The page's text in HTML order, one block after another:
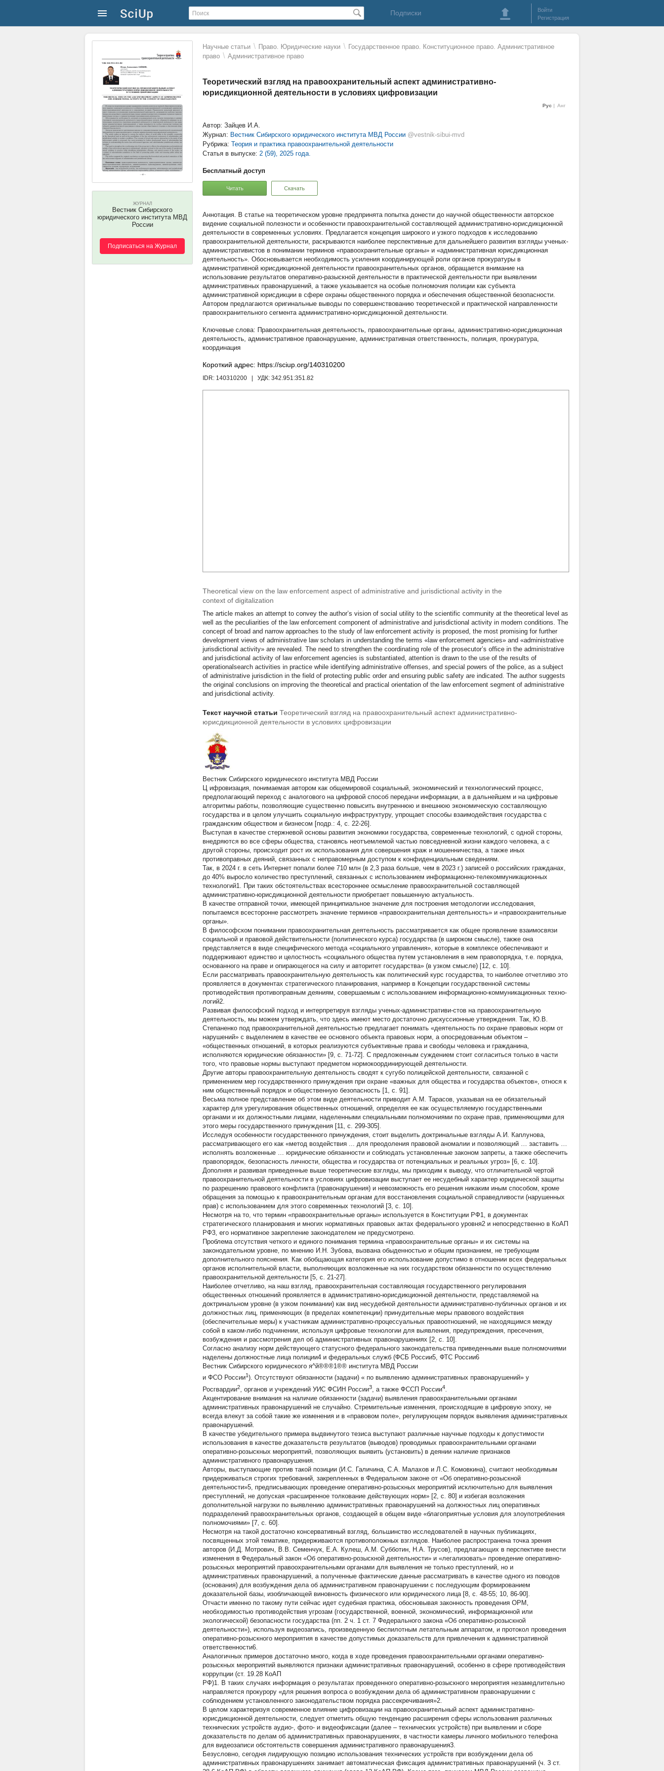
Подписки
Войти
Регистрация
Научные статьи \ Право. Юридические науки \ Государственное право. Конституционное право. Административное
право \ Административное право
Теоретический взгляд на правоохранительный аспект административно-
юрисдикционной деятельности в условиях цифровизации
Рус Анг
ЖУРНАЛ
Вестник Сибирского
юридического института МВД
России
Подписаться на Журнал
Автор: Зайцев И.А.
Журнал: Вестник Сибирского юридического института МВД России @vestnik-sibui-mvd
Рубрика: Теория и практика правоохранительной деятельности
Статья в выпуске: 2 (59), 2025 года.
Бесплатный доступ
Читать Скачать
В статье на теоретическом уровне предпринята попытка донести до научной общественности авторское
видение социальной полезности и особенности правоохранительной составляющей административно-юрисдикционной
деятельности в современных условиях. Предлагается концепция широкого и узкого подходов к исследованию
правоохранительной деятельности, раскрываются наиболее перспективные для дальнейшего развития взгляды ученых-
административистов в понимании терминов «правоохранительные органы» и «административная юрисдикционная
деятельность». Обосновывается необходимость усиления координирующей роли органов прокуратуры в
административной юрисдикционной деятельности правоохранительных органов, обращается внимание на
использование результатов оперативно-разыскной деятельности в практической деятельности при выявлении
административных правонарушений, а также указывается на особые полномочия полиции как субъекта
административной юрисдикции в сфере охраны общественного порядка и обеспечения общественной безопасности.
Автором предлагаются оригинальные выводы по совершенствованию теоретической и практической направленности
правоохранительного сегмента административно-юрисдикционной деятельности.
Правоохранительная деятельность, правоохранительные органы, административно-юрисдикционная
деятельность, административное правонарушение, административная ответственность, полиция, прокуратура,
координация
Короткий адрес: https://sciup.org/140310200
IDR: 140310200 | УДК: 342.951:351.82
Theoretical view on the law enforcement aspect of administrative and jurisdictional activity in the
context of digitalization
The article makes an attempt to convey the author’s vision of social utility to the scientific community at the theoretical level as
well as the peculiarities of the law enforcement component of administrative and jurisdictional activity in modern conditions. The
concept of broad and narrow approaches to the study of law enforcement activity is proposed, the most promising for further
development views of administrative law scholars in understanding the terms «law enforcement agencies» and «administrative
jurisdictional activity» are revealed. The need to strengthen the coordinating role of the prosecutor’s office in the administrative
and jurisdictional activity of law enforcement agencies is substantiated, attention is drawn to the use of the results of
operationalsearch activities in practice while identifying administrative offenses, and special powers of the police, as a subject
of administrative jurisdiction in the field of protecting public order and ensuring public safety are indicated. The author suggests
the original conclusions on improving the theoretical and practical orientation of the law enforcement segment of administrative
and jurisdictional activity.
Текст научной статьи Теоретический взгляд на правоохранительный аспект административно-
юрисдикционной деятельности в условиях цифровизации
Вестник Сибирского юридического института МВД России
Ц ифровизация, понимаемая автором как общемировой социальный, экономический и технологический процесс,
предполагающий переход с аналогового на цифровой способ передачи информации, а в дальнейшем и на цифровые
алгоритмы работы, позволяющие существенно повысить внутреннюю и внешнюю экономическую составляющую
государства и в целом улучшить социальную инфраструктуру, упрощает способы взаимодействия государства с
гражданским обществом и бизнесом [подр.: 4, с. 22-26].
Выступая в качестве стержневой основы развития экономики государства, современные технологий, с одной стороны,
внедряются во все сферы общества, становясь неотъемлемой частью повседневной жизни каждого человека, а с
другой стороны, происходит рост их использования для совершения краж и мошенничества, а также иных
противоправных деяний, связанных с неправомерным доступом к конфиденциальным сведениям.
Так, в 2024 г. в сеть Интернет попали более 710 млн (в 2,3 раза больше, чем в 2023 г.) записей о российских гражданах,
до 40% выросло количество преступлений, связанных с использованием информационно-телекоммуникационных
технологий1. При таких обстоятельствах всестороннее осмысление правоохранительной составляющей
административно-юрисдикционной деятельности приобретает повышенную актуальность.
В качестве отправной точки, имеющей принципиальное значение для построения методологии исследования,
попытаемся всесторонне рассмотреть значение терминов «правоохранительная деятельность» и «правоохранительные
органы».
В философском понимании правоохранительная деятельность рассматривается как общее проявление взаимосвязи
социальной и правовой действительности (политического курса) государства (в широком смысле), также она
представляется в виде специфического метода «социального управления», которые в комплексе обеспечивают и
поддерживают единство и целостность «социального общества путем установления в нем правопорядка, т.е. порядка,
основанного на праве и опирающегося на силу и авторитет государства» (в узком смысле) [12, с. 10].
Если рассматривать правоохранительную деятельность как политический курс государства, то наиболее отчетливо это
проявляется в документах стратегического планирования, например в Концепции государственной системы
противодействия противоправным деяниям, совершаемым с использованием информационно-коммуникационных техно-
логий2.
Развивая философский подход и интерпретируя взгляды ученых-административи-стов на правоохранительную
деятельность, мы можем утверждать, что здесь имеют место достаточно дискуссионные утверждения. Так, Ю.В.
Степаненко под правоохранительной деятельностью предлагает понимать «деятельность по охране правовых норм от
нарушений» с выделением в качестве ее основного объекта правовых норм, а опосредованным объектом –
«общественных отношений, в которых реализуются субъективные права и свободы человека и гражданина,
исполняются юридические обязанности» [9, с. 71-72]. С предложенным суждением стоит согласиться только в части
того, что правовые нормы выступают предметом нормокоординирующей деятельности.
Другие авторы правоохранительную деятельность сводят к сугубо полицейской деятельности, связанной с
применением мер государственного принуждения при охране «важных для общества и государства объектов», относя к
ним общественный порядок и общественную безопасность [1, с. 91].
Весьма полное представление об этом виде деятельности приводит А.М. Тарасов, указывая на ее обязательный
характер для урегулирования общественных отношений, определяя ее как осуществляемую государственными
органами и их должностными лицами, наделенными специальными полномочиями по охране прав, применяющими для
этого меры государственного принуждения [11, с. 299-305].
Исследуя особенности государственного принуждения, стоит выделить доктринальные взгляды А.И. Каплунова,
рассматривающего его как «метод воздействия ... для преодоления правовой аномалии и позволяющий … заставить …
исполнять возложенные … юридические обязанности и соблюдать установленные законом запреты, а также обеспечить
правопорядок, безопасность личности, общества и государства от потенциальных и реальных угроз» [6, с. 10].
Дополняя и развивая приведенные выше теоретические взгляды, мы приходим к выводу, что отличительной чертой
правоохранительной деятельности в условиях цифровизации выступает ее несудебный характер юридической защиты
по разрешению правового конфликта (правонарушения) и невозможность его решения никаким иным способом, кроме
обращения за помощью к правоохранительным органам для восстановления социальной справедливости (нарушенных
прав) с использованием для этого современных технологий [3, с. 10].
Несмотря на то, что термин «правоохранительные органы» используется в Конституции РФ1, в документах
стратегического планирования и многих нормативных правовых актах федерального уровня2 и непосредственно в КоАП
РФ3, его нормативное закрепление законодателем не предусмотрено.
Проблема отсутствия четкого и единого понимания термина «правоохранительные органы» и их системы на
законодательном уровне, по мнению И.Н. Зубова, вызвана обыденностью и общим признанием, не требующим
дополнительного пояснения. Как обобщающая категория его использование допустимо в отношении всех федеральных
органов исполнительной власти, выполняющих возложенные на них государством обязанности по осуществлению
правоохранительной деятельности [5, с. 21-27].
Наиболее отчетливо, на наш взгляд, правоохранительная составляющая государственного регулирования
общественных отношений проявляется в административно-юрисдикционной деятельности, представляемой на
доктринальном уровне (в узком понимании) как вид несудебной деятельности административно-публичных органов и их
должностных лиц, применяющих (в пределах компетенции) принудительные меры правового воздействия
(обеспечительные меры) к участникам административно-процессуальных правоотношений, не находящимся между
собой в каком-либо подчинении, используя цифровые технологии для выявления, предупреждения, пресечения,
возбуждения и рассмотрения дел об административных правонарушениях [2, с. 10].
Согласно анализу норм действующего статусного федерального законодательства приведенными выше полномочиями
наделены должностные лица полиции4 и федеральных служб (ФСБ России5, ФТС России6
Вестник Сибирского юридического я^й®®®1®® института МВД России
и ФСО России1). Отсутствуют обязанности (задачи) « по выявлению административных правонарушений» у
Росгвардии2 , органов и учреждений УИС ФСИН России3 , а также ФССП России4
Акцентирование внимания на наличие обязанности (задачи) выявления правоохранительными органами
административных правонарушений не случайно. Стремительные изменения, происходящие в цифровую эпоху, не
всегда влекут за собой такие же изменения и в «правовом поле», регулирующем порядок выявления административных
правонарушений.
В качестве убедительного примера выдвинутого тезиса выступают различные научные подходы к допустимости
использования в качестве доказательств результатов (выводов) проводимых правоохранительными органами
оперативно-розыскных мероприятий, позволяющих выявить (установить) в деянии наличие признаков
административного правонарушения.
Авторы, выступающие против такой позиции (И.С. Галичина, С.А. Малахов и Л.С. Комовкина), считают необходимым
придерживаться строгих требований, закрепленных в Федеральном законе от «Об оперативно-розыскной
деятельности»5, предписывающих проведение оперативно-розыскных мероприятий исключительно для выявления
преступлений, не допуская «расширенное толкование действующих норм» [2, с. 80] и избегая возложения
дополнительной нагрузки по выявлению административных правонарушений на должностных лиц оперативных
подразделений правоохранительных органов, создающей в общем виде «благоприятные условия для злоупотребления
полномочиями» [7, с. 60].
Несмотря на такой достаточно консервативный взгляд, большинство исследователей в научных публикациях,
посвященных этой тематике, придерживаются противоположных взглядов. Наиболее распространена точка зрения
авторов (И.Д. Мотрович, В.В. Семенчук, Е.А. Кулеш, А.М. Субботин, Н.А. Трусов), предлагающих в перспективе внести
изменения в Федеральный закон «Об оперативно-розыскной деятельности» и «легализовать» проведение оперативно-
розыскных мероприятий правоохранительными органами для выявления не только преступлений, но и
административных правонарушений, а полученные фактические данные рассматривать в качестве одного из поводов
(основания) для возбуждения дела об административном правонарушении с последующим формированием
доказательной базы, изобличающей виновность физического или юридического лица [8, с. 48-55; 10, 86-90].
Отчасти именно по такому пути сейчас идет судебная практика, обосновывая законность проведения ОРМ,
необходимостью противодействия угрозам (государственной, военной, экономический, информационной или
экологической) безопасности государства (пп. 2 ч. 1 ст. 7 Федерального закона «Об оперативно-розыскной
деятельности»), используя видеозапись, произведенную беспилотным летательным аппаратом, и протокол проведения
оперативно-розыскного мероприятия в качестве допустимых доказательств для привлечения к административной
ответственности6.
Аналогичных примеров достаточно много, когда в ходе проведения правоохранительными органами оперативно-
розыскных мероприятий выявляются признаки административных правонарушений, особенно в сфере противодействия
коррупции (ст. 19.28 КоАП
РФ)1. В таких случаях информация о результатах проведенного оперативно-розыскного мероприятия незамедлительно
направляется прокурору «для решения вопроса о возбуждении дела об административном правонарушении с
соблюдением установленного законодательством порядка рассекречивания»2.
В целом характеризуя современное влияние цифровизации на правоохранительный аспект административно-
юрисдикционной деятельности, следует отметить общую тенденцию расширения сферы использования различных
технических устройств аудио-, фото- и видеофиксации (далее – технических устройств) при выявлении и сборе
доказательств по делам об административных правонарушениях, в частности камеры личного мобильного телефона
для видеозаписи обстоятельств совершения административного правонарушения3.
Безусловно, сегодня лидирующую позицию использования технических устройств при возбуждении дела об
административных правонарушениях занимает автоматическая фиксация административных правонарушений (ч. 3 ст.